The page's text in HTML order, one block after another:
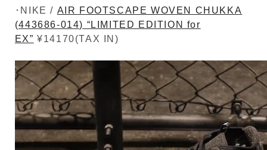
･NIKE / AIR FOOTSCAPE WOVEN CHUKKA
(443686-014) “LIMITED EDITION for
EX” ¥14170(TAX IN)